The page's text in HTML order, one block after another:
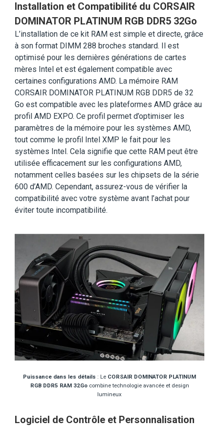
Installation et Compatibilité du CORSAIR
DOMINATOR PLATINUM RGB DDR5 32Go
L’installation de ce kit RAM est simple et directe, grâce
à son format DIMM 288 broches standard. Il est
optimisé pour les dernières générations de cartes
mères Intel et est également compatible avec
certaines configurations AMD. La mémoire RAM
CORSAIR DOMINATOR PLATINUM RGB DDR5 de 32
Go est compatible avec les plateformes AMD grâce au
profil AMD EXPO. Ce profil permet d’optimiser les
paramètres de la mémoire pour les systèmes AMD,
tout comme le profil Intel XMP le fait pour les
systèmes Intel. Cela signifie que cette RAM peut être
utilisée efficacement sur les configurations AMD,
notamment celles basées sur les chipsets de la série
600 d’AMD. Cependant, assurez-vous de vérifier la
compatibilité avec votre système avant l’achat pour
éviter toute incompatibilité.
Puissance dans les détails : Le CORSAIR DOMINATOR PLATINUM
RGB DDR5 RAM 32Gocombine technologie avancée et design
lumineux
Logiciel de Contrôle et Personnalisation